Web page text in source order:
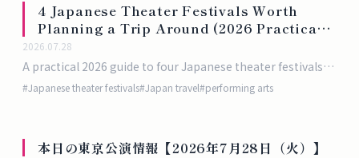
4 Japanese Theater Festivals Worth
Planning a Trip Around (2026 Practical
Guide)
2026.07.28
A practical 2026 guide to four Japanese theater festivals
worth building a trip around, with dates, cities, and
#Japanese theater festivals#Japan travel#performing arts
本日の東京公演情報【2026年7月28日（火）】